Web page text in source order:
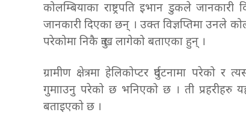
कोलम्बियाका राष्ट्रपति इभान डुकले
जानकारी दिएका छन् । उक्त विज्ञप्तिमा उनले
परेकोमा निकै दुःख लागेको बताएका हुन् ।
ग्रामीण क्षेत्रमा हेलिकोप्टर दुर्घटनामा परेको
गुमााउनु परेको छ भनिएको छ । ती प्रहरीहरु
बताइएको छ ।